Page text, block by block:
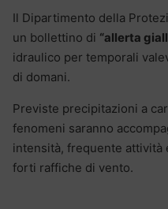
Il Dipartimento della
un bollettino di “allerta
idraulico per temporali
di domani.
Previste precipitazioni a
fenomeni saranno
intensità, frequente attività
forti raffiche di vento.